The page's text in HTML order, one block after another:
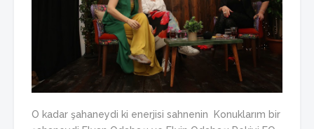
O kadar şahaneydi ki enerjisi sahnenin Konuklarım bir